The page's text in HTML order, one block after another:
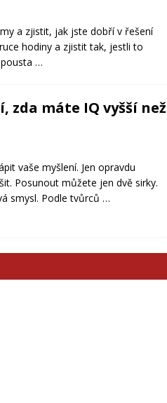
a zjistit, jak jste dobří v řešení
hodiny a zjistit tak, jestli to
…
zda máte IQ vyšší než
vaše myšlení. Jen opravdu
Posunout můžete jen dvě sirky.
smysl. Podle tvůrců …